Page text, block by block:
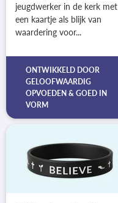
jeugdwerker in de kerk met
een kaartje als blijk van
waardering voor...
ONTWIKKELD DOOR
GELOOFWAARDIG
OPVOEDEN & GOED IN
VORM